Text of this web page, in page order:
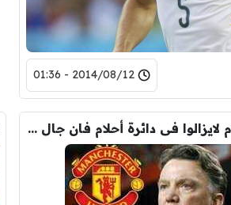
2014/08/12 - 01:36
خمسة نجوم لايزالوا فى دائرة أحلام فان جال منهم ثلاثة هولنديين !